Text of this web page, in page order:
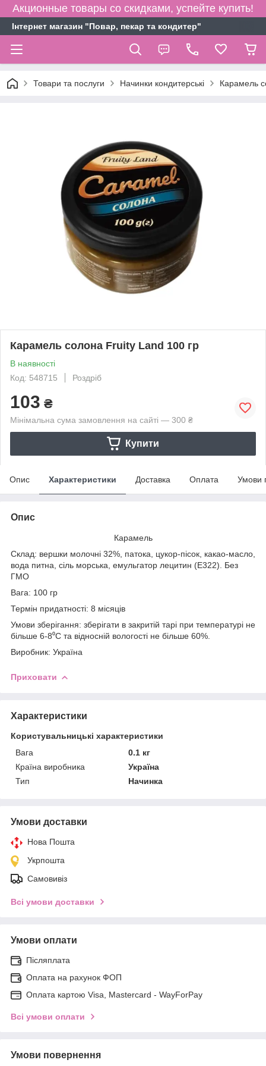
Акционные товары со скидками, успейте купить!
Інтернет магазин "Повар, пекар та кондитер"
Товари та послуги Начинки кондитерські Карамель
Карамель солона Fruity Land 100 гр
В наявності
Код: 548715
Роздріб
103 ₴
Мінімальна сума замовлення на сайті — 300 ₴
Купити
Опис Характеристики Доставка Оплата Умови
Опис
Карамель
Склад: вершки молочні 32%, патока, цукор-пісок, какао-масло,
вода питна, сіль морська, емульгатор лецитин (Е322). Без
ГМО
Вага: 100 гр
Термін придатності: 8 місяців
Умови зберігання: зберігати в закритій тарі при температурі не
більше 6-8⁰C та відносній вологості не більше 60%.
Виробник: Україна
Приховати
Характеристики
Користувальницькі характеристики
Вага
0.1 кг
Країна виробника
Україна
Тип
Начинка
Умови доставки
Нова Пошта
Укрпошта
Самовивіз
Всі умови доставки
Умови оплати
Післяплата
Оплата на рахунок ФОП
Оплата картою Visa, Mastercard - WayForPay
Всі умови оплати
Умови повернення